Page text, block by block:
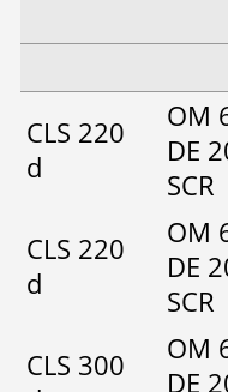
CLS 220
d
OM
DE
SCR
CLS 220
d
OM
DE
SCR
CLS 300
OM
DE